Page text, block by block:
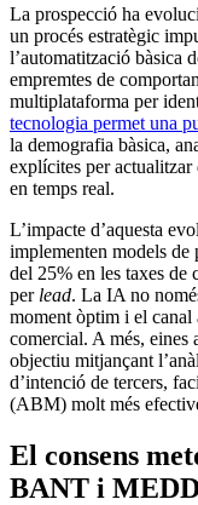
La prospecció ha
un procés estratègic
l’automatització bàsica
empremtes de
multiplataforma per
tecnologia permet una
la demografia bàsica,
explícites per
en temps real.
L’impacte d’aquesta
implementen models
del 25% en les taxes
per lead. La IA no
moment òptim i el canal
comercial. A més, eines
objectiu mitjançant
d’intenció de tercers,
(ABM) molt més
El consens
BANT i